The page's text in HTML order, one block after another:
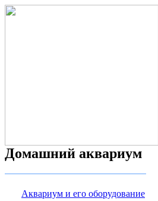
Домашний аквариум
Аквариум и его оборудование